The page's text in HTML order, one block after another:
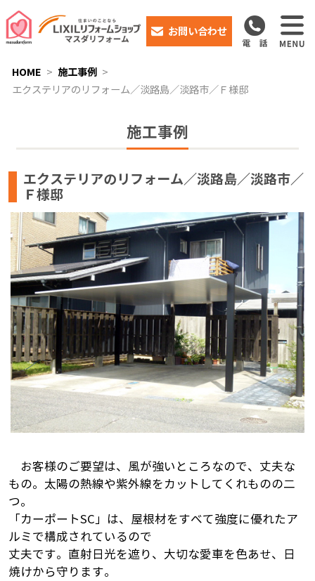
お問い合わせ
HOME
施工事例
エクステリアのリフォーム／淡路島／淡路市／Ｆ様邸
施工事例
エクステリアのリフォーム／淡路島／淡路市／
Ｆ様邸
お客様のご要望は、風が強いところなので、丈夫な
もの。太陽の熱線や紫外線をカットしてくれものの二
つ。
「カーポートSC」は、屋根材をすべて強度に優れたア
ルミで構成されているので
丈夫です。直射日光を遮り、大切な愛車を色あせ、日
焼けから守ります。